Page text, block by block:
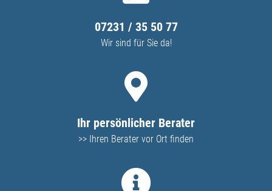
07231 / 35 50 77
Wir sind für Sie da!
Ihr persönlicher Berater
>> Ihren Berater vor Ort finden